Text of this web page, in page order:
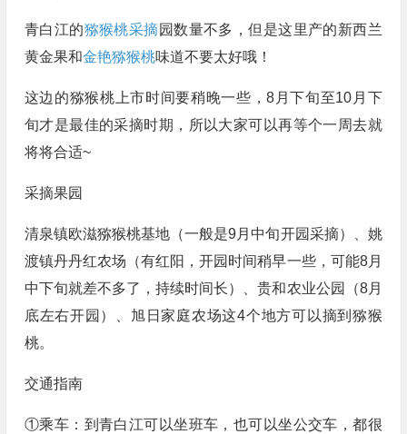
青白江的猕猴桃采摘园数量不多，但是这里产的新西兰
黄金果和金艳猕猴桃味道不要太好哦！
这边的猕猴桃上市时间要稍晚一些，8月下旬至10月下
旬才是最佳的采摘时期，所以大家可以再等个一周去就
将将合适~
采摘果园
清泉镇欧滋猕猴桃基地（一般是9月中旬开园采摘）、姚
渡镇丹丹红农场（有红阳，开园时间稍早一些，可能8月
中下旬就差不多了，持续时间长）、贵和农业公园（8月
底左右开园）、旭日家庭农场这4个地方可以摘到猕猴
桃。
交通指南
①乘车：到青白江可以坐班车，也可以坐公交车，都很